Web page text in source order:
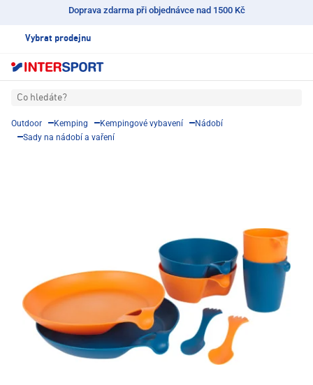
Doprava zdarma při objednávce nad 1500 Kč
Vybrat prodejnu
Co hledáte?
Outdoor Kemping Kempingové vybavení
Nádobí
Sady na nádobí a vaření